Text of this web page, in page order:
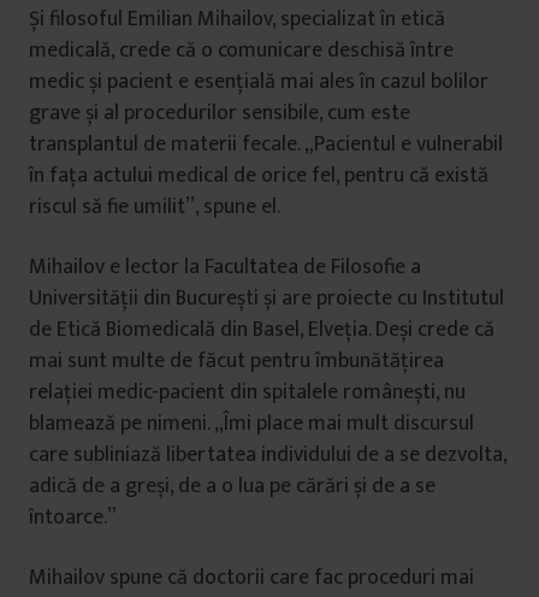
Și filosoful Emilian Mihailov, specializat în etică
medicală, crede că o comunicare deschisă între
medic și pacient e esențială mai ales în cazul bolilor
grave și al procedurilor sensibile, cum este
transplantul de materii fecale. „Pacientul e vulnerabil
în fața actului medical de orice fel, pentru că există
riscul să fie umilit”, spune el.
Mihailov e lector la Facultatea de Filosofie a
Universității din București și are proiecte cu Institutul
de Etică Biomedicală din Basel, Elveția. Deși crede că
mai sunt multe de făcut pentru îmbunătățirea
relației medic-pacient din spitalele românești, nu
blamează pe nimeni. „Îmi place mai mult discursul
care subliniază libertatea individului de a se dezvolta,
adică de a greși, de a o lua pe cărări și de a se
întoarce.”
Mihailov spune că doctorii care fac proceduri mai